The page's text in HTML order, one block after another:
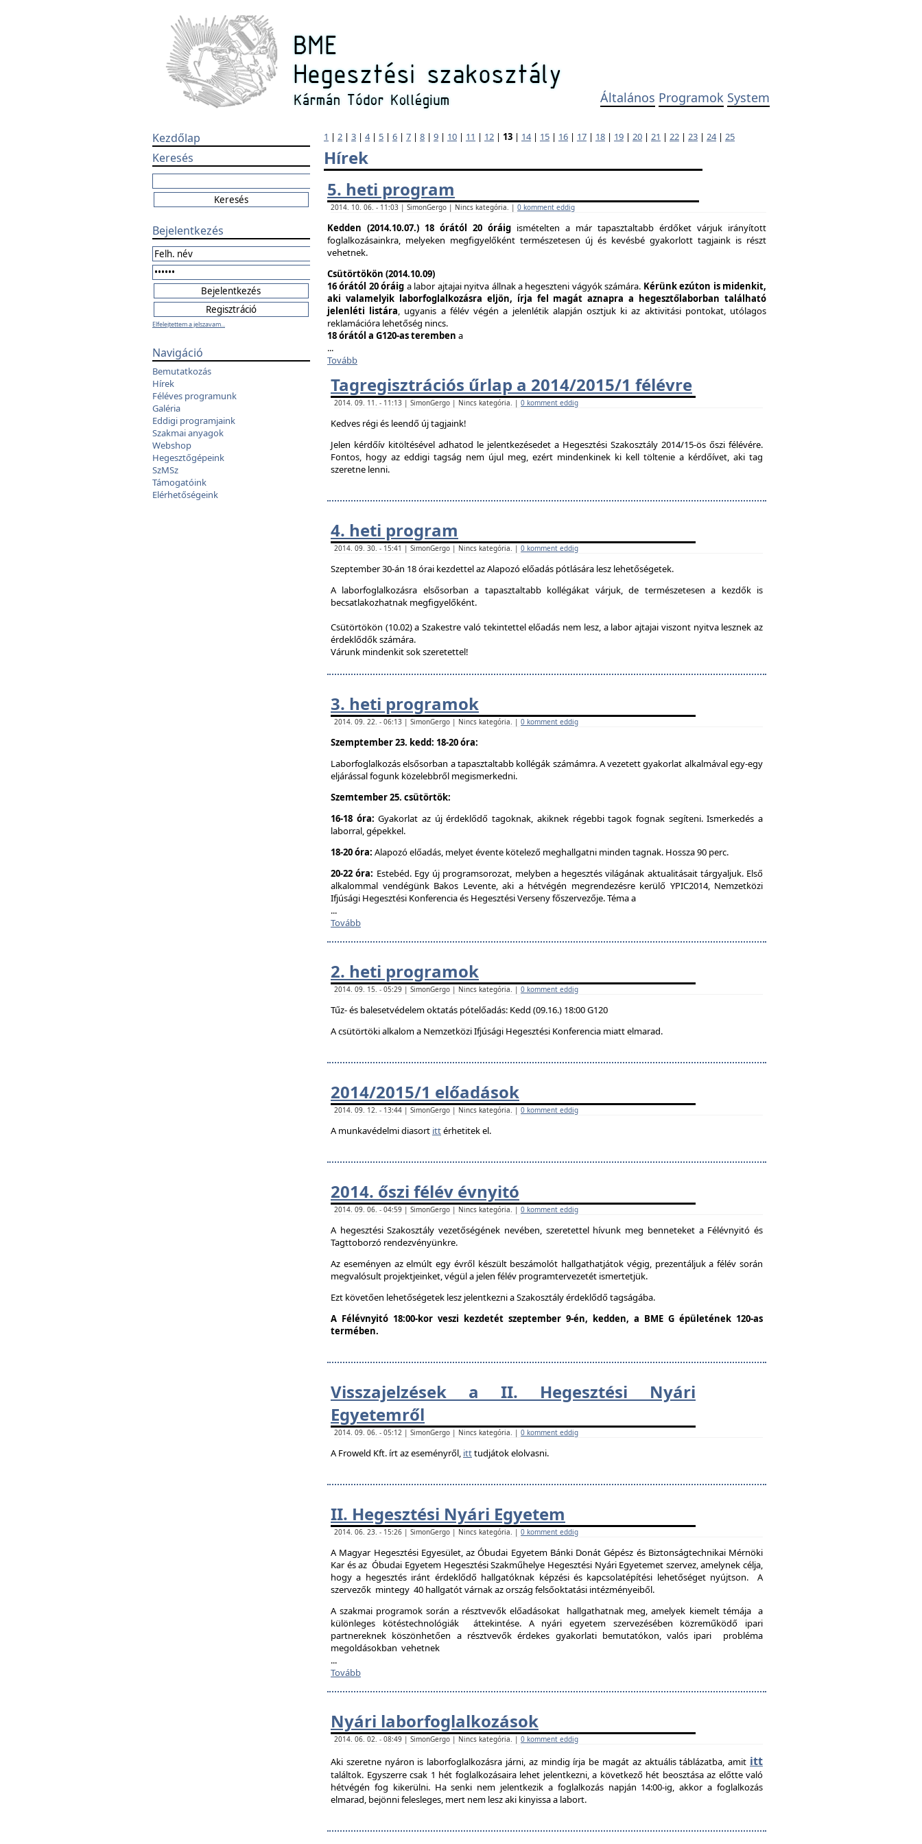
Általános Programok System
Kezdőlap
Keresés
Bejelentkezés
Elfelejtettem a jelszavam...
Navigáció
Bemutatkozás
Hírek
Féléves programunk
Galéria
Eddigi programjaink
Szakmai anyagok
Webshop
Hegesztőgépeink
SzMSz
Támogatóink
Elérhetőségeink
1 | 2 | 3 | 4| 5 | 6 | 7 | 8 | 9 | 10 | 11 | 12 | 13 | 14| 15 | 16 | 17 | 18 | 19 | 20 | 21 | 22 | 23 | 24| 25
Hírek
5. heti program
2014. 10. 06. - 11:03 | SimonGergo | Nincs kategória. | 0 komment eddig
Kedden (2014.10.07.) 18 órától 20 óráig ismételten a már tapasztaltabb érdőket várjuk irányított
foglalkozásainkra, melyeken megfigyelőként természetesen új és kevésbé gyakorlott tagjaink is részt
vehetnek.
Csütörtökön (2014.10.09)
16 órától 20 óráig a labor ajtajai nyitva állnak a hegeszteni vágyók számára. Kérünk ezúton is midenkit,
aki valamelyik laborfoglalkozásra eljön, írja fel magát aznapra a hegesztőlaborban található
jelenléti listára, ugyanis a félév végén a jelenlétik alapján osztjuk ki az aktivitási pontokat, utólagos
reklamációra lehetőség nincs.
18 órától a G120-as teremben a
...
Tovább
Tagregisztrációs űrlap a 2014/2015/1 félévre
2014. 09. 11. - 11:13 | SimonGergo | Nincs kategória. | 0 komment eddig
Kedves régi és leendő új tagjaink!
Jelen kérdőív kitöltésével adhatod le jelentkezésedet a Hegesztési Szakosztály 2014/15-ös őszi félévére.
Fontos, hogy az eddigi tagság nem újul meg, ezért mindenkinek ki kell töltenie a kérdőívet, aki tag
szeretne lenni.
4. heti program
2014. 09. 30. - 15:41 | SimonGergo | Nincs kategória. | 0 komment eddig
Szeptember 30-án 18 órai kezdettel az Alapozó előadás pótlására lesz lehetőségetek.
A laborfoglalkozásra elsősorban a tapasztaltabb kollégákat várjuk, de természetesen a kezdők is
becsatlakozhatnak megfigyelőként.
Csütörtökön (10.02) a Szakestre való tekintettel előadás nem lesz, a labor ajtajai viszont nyitva lesznek az
érdeklődők számára.
Várunk mindenkit sok szeretettel!
3. heti programok
2014. 09. 22. - 06:13 | SimonGergo | Nincs kategória. | 0 komment eddig
Szemptember 23. kedd: 18-20 óra:
Laborfoglalkozás elsősorban a tapasztaltabb kollégák számámra. A vezetett gyakorlat alkalmával egy-egy
eljárással fogunk közelebbről megismerkedni.
Szemtember 25. csütörtök:
16-18 óra: Gyakorlat az új érdeklődő tagoknak, akiknek régebbi tagok fognak segíteni. Ismerkedés a
laborral, gépekkel.
18-20 óra: Alapozó előadás, melyet évente kötelező meghallgatni minden tagnak. Hossza 90 perc.
20-22 óra: Estebéd. Egy új programsorozat, melyben a hegesztés világának aktualitásait tárgyaljuk. Első
alkalommal vendégünk Bakos Levente, aki a hétvégén megrendezésre kerülő YPIC2014, Nemzetközi
Ifjúsági Hegesztési Konferencia és Hegesztési Verseny főszervezője. Téma a
...
Tovább
2. heti programok
2014. 09. 15. - 05:29 | SimonGergo | Nincs kategória. | 0 komment eddig
Tűz- és balesetvédelem oktatás pótelőadás: Kedd (09.16.) 18:00 G120
A csütörtöki alkalom a Nemzetközi Ifjúsági Hegesztési Konferencia miatt elmarad.
2014/2015/1 előadások
2014. 09. 12. - 13:44 | SimonGergo | Nincs kategória. | 0 komment eddig
A munkavédelmi diasort ittérhetitek el.
2014. őszi félév évnyitó
2014. 09. 06. - 04:59 | SimonGergo | Nincs kategória. | 0 komment eddig
A hegesztési Szakosztály vezetőségének nevében, szeretettel hívunk meg benneteket a Félévnyitó és
Tagttoborzó rendezvényünkre.
Az eseményen az elmúlt egy évről készült beszámolót hallgathatjátok végig, prezentáljuk a félév során
megvalósult projektjeinket, végül a jelen félév programtervezetét ismertetjük.
Ezt követően lehetőségetek lesz jelentkezni a Szakosztály érdeklődő tagságába.
A Félévnyitó 18:00-kor veszi kezdetét szeptember 9-én, kedden, a BME G épületének 120-as
termében.
Visszajelzések a II. Hegesztési Nyári
Egyetemről
2014. 09. 06. - 05:12 | SimonGergo | Nincs kategória. | 0 komment eddig
A Froweld Kft. írt az eseményről, itttudjátok elolvasni.
II. Hegesztési Nyári Egyetem
2014. 06. 23. - 15:26 | SimonGergo | Nincs kategória. | 0 komment eddig
A Magyar Hegesztési Egyesület, az Óbudai Egyetem Bánki Donát Gépész és Biztonságtechnikai Mérnöki
Kar és az Óbudai Egyetem Hegesztési Szakműhelye Hegesztési Nyári Egyetemet szervez, amelynek célja,
hogy a hegesztés iránt érdeklődő hallgatóknak képzési és kapcsolatépítési lehetőséget nyújtson. A
szervezők mintegy 40 hallgatót várnak az ország felsőoktatási intézményeiből.
A szakmai programok során a résztvevők előadásokat hallgathatnak meg, amelyek kiemelt témája a
különleges kötéstechnológiák áttekintése. A nyári egyetem szervezésében közreműködő ipari
partnereknek köszönhetően a résztvevők érdekes gyakorlati bemutatókon, valós ipari probléma
megoldásokban vehetnek
...
Tovább
Nyári laborfoglalkozások
2014. 06. 02. - 08:49 | SimonGergo | Nincs kategória. | 0 komment eddig
Aki szeretne nyáron is laborfoglalkozásra járni, az mindig írja be magát az aktuális táblázatba, amit itt
találtok. Egyszerre csak 1 hét foglalkozásaira lehet jelentkezni, a következő hét beosztása az előtte való
hétvégén fog kikerülni. Ha senki nem jelentkezik a foglalkozás napján 14:00-ig, akkor a foglalkozás
elmarad, bejönni felesleges, mert nem lesz aki kinyissa a labort.